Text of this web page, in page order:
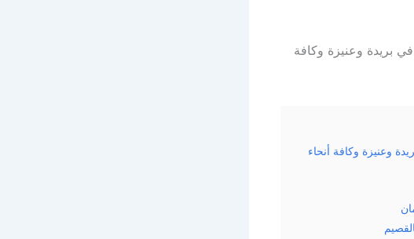
بريدة وعنيزة وكافة
وعنيزة وكافة أنحاء